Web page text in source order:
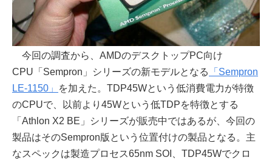
今回の調査から、AMDのデスクトップPC向け
CPU「Sempron」シリーズの新モデルとなる
「Sempron
LE-1150」
を加えた。TDP45Wという低消費電力が特徴
のCPUで、以前より45Wという低TDPを特徴とする
「Athlon X2 BE」シリーズが販売中ではあるが、今回の
製品はそのSempron版という位置付けの製品となる。主
なスペックは製造プロセス65nm SOI、TDP45Wでクロ